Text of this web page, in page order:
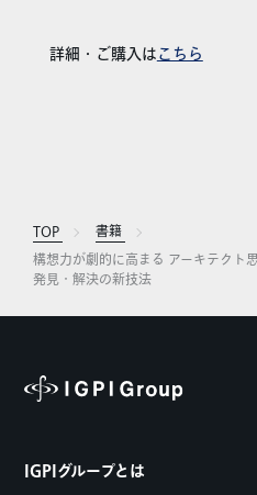
詳細・ご購入はこちら
TOP
書籍
構想力が劇的に高まる アーキテクト
発見・解決の新技法
IGPIグループとは